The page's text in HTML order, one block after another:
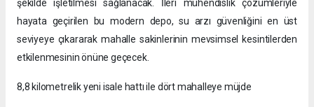
şekilde işletilmesi sağlanacak. İleri mühendislik çözümleriyle
hayata geçirilen bu modern depo, su arzı güvenliğini en üst
seviyeye çıkararak mahalle sakinlerinin mevsimsel kesintilerden
etkilenmesinin önüne geçecek.
8,8 kilometrelik yeni isale hattı ile dört mahalleye müjde